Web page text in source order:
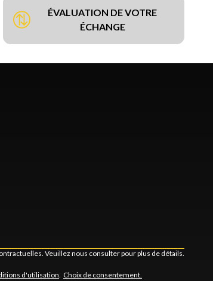
ÉVALUATION DE VOTRE
ÉCHANGE
Veuillez nous consulter pour plus de détails.
d'utilisation. Choix de consentement.